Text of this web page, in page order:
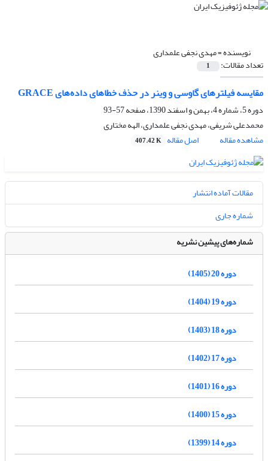
نویسنده =مهدی نجفی علمداری
تعداد مقالات: 1
مقایسه فیلترهای گاوسی و وینر در حذف خطاهای داده‌های GRACE
دوره 5، شماره 4، بهمن و اسفند 1390، صفحه
57-93
محمدعلی شریفی، مهدی نجفی علمداری، الهه مختاری
مشاهده مقاله
اصل مقاله 407.42 K
مقالات آماده انتشار
شماره جاری
شماره‌های پیشین نشریه
دوره 20 (1405)
دوره 19 (1404)
دوره 18 (1403)
دوره 17 (1402)
دوره 16 (1401)
دوره 15 (1400)
دوره 14 (1399)